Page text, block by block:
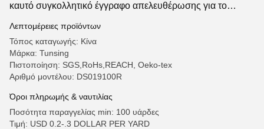
καυτό συγκολλητικό έγγραφο απελευθέρωσης για το
Λεπτομέρειες προϊόντων
Τόπος καταγωγής: Κίνα
Μάρκα: Tunsing
Πιστοποίηση: SGS,RoHs,REACH, Oeko-tex
Αριθμό μοντέλου: DS019100R
Όροι πληρωμής & ναυτιλίας
Ποσότητα παραγγελίας min: 100 υάρδες
Τιμή: USD 0.2-.3 DOLLAR PER YARD